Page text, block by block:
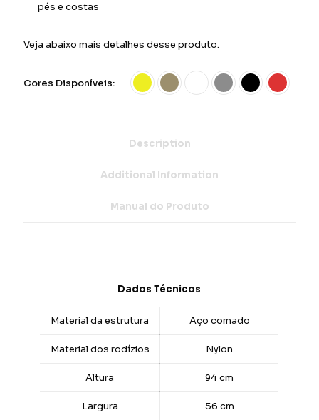
pés e costas
Veja abaixo mais detalhes desse produto.
Cores Disponíveis:
Description
Additional Information
Manual do Produto
Dados Técnicos
Material da estrutura Aço comado
Material dos rodízios Nylon
Altura 94 cm
Largura 56 cm